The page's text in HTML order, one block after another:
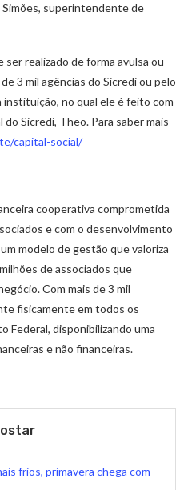
Simões, superintendente de
realizado de forma avulsa ou
3 mil agências do Sicredi ou pelo
no qual ele é feito com
Sicredi, Theo. Para saber mais
capital-social/
cooperativa comprometida
e com o desenvolvimento
modelo de gestão que valoriza
de associados que
Com mais de 3 mil
fisicamente em todos os
Federal, disponibilizando uma
e não financeiras.
frios, primavera chega com